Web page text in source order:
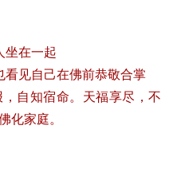
坐在一起
看见自己在佛前恭敬合掌
自知宿命。天福享尽，不
化家庭。